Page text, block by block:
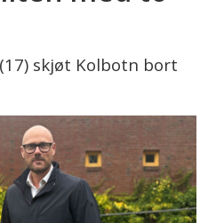
skjøt Kolbotn bort